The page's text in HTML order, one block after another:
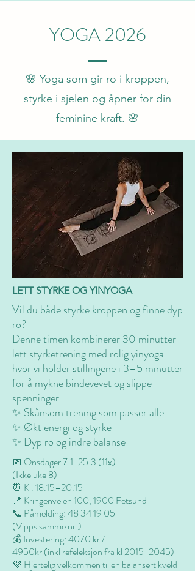
YOGA 2026
🌸 Yoga som gir ro i kroppen,
styrke i sjelen og åpner for din
feminine kraft. 🌸
LETT STYRKE OG YINYOGA
Vil du både styrke kroppen og finne dyp
ro?
Denne timen kombinerer 30 minutter
lett styrketrening med rolig yinyoga
hvor vi holder stillingene i 3–5 minutter
for å mykne bindevevet og slippe
spenninger.
✨ Skånsom trening som passer alle
✨ Økt energi og styrke
✨ Dyp ro og indre balanse
📅 Onsdager 7.1-25.3 (11x)
(Ikke uke 8)
⏰ Kl. 18.15–20.15
📍 Kringenveien 100, 1900 Fetsund
📞 Påmelding: 48 34 19 05
(Vipps samme nr.)
💰 Investering: 4070 kr /
4950kr (inkl refeleksjon fra kl 2015-2045)
💜 Hjertelig velkommen til en balansert kveld